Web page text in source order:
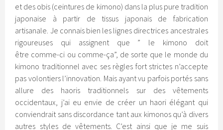
et des obis (ceintures de kimono) dans la plus pure tradition
japonaise à partir de tissus japonais de fabrication
artisanale. Je connais bien les lignes directrices ancestrales
rigoureuses qui assignent que ” le kimono doit
être comme-ci ou comme-ça”, de sorte que le monde du
kimono traditionnel avec ses règles fort strictes n’accepte
pas volontiers l’innovation. Mais ayant vu parfois portés sans
allure des haoris traditionnels sur des vêtements
occidentaux, j’ai eu envie de créer un haori élégant qui
conviendrait sans discordance tant aux kimonos qu’à divers
autres styles de vêtements. C’est ainsi que je me suis